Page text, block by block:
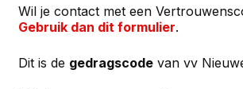
Wil je contact met een
Gebruik dan dit formulier.
Dit is de gedragscode van vv